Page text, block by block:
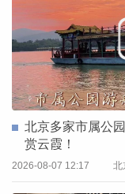
北京多家市属公
赏云霞！
2026-08-07 12:17 北